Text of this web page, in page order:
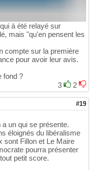
à été relayé sur
mais "qu'en pensent les
compte sur la première
pour avoir leur avis.
fond ?
3
2
#19
un qui se présente.
éloignés du libéralisme
sont Fillon et Le Maire
pourra présenter
petit score.